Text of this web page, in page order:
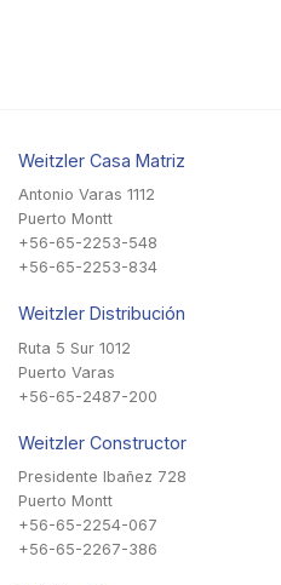
Weitzler Casa Matriz
Antonio Varas 1112
Puerto Montt
+56-65-2253-548
+56-65-2253-834
Weitzler Distribución
Ruta 5 Sur 1012
Puerto Varas
+56-65-2487-200
Weitzler Constructor
Presidente Ibañez 728
Puerto Montt
+56-65-2254-067
+56-65-2267-386